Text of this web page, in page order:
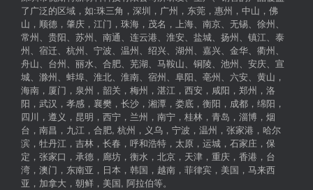
了广泛的区域，如:珠三角，深圳，广州，东莞，惠州，中山，佛
山，顺德，肇庆，江门，珠海，茂名，上海、南京、无锡、徐州、
常州、贵阳、苏州、南通、连云港、淮安、盐城、扬州、镇江、泰
州、宿迁、杭州、宁波、温州、绍兴、湖州、嘉兴、金华、衢州、
舟山、台州、丽水、合肥、芜湖、马鞍山、铜陵、池州、安庆、宣
城、滁州、蚌埠、淮北、淮南、宿州、阜阳、亳州、六安、黄山，
海南，厦门，泉州，韶关，梅州，湛江，西安，咸阳，郑州，洛
阳，武汉，孝感，襄樊，长沙，湘潭，娄底，衡阳，成都，绵阳，
四川，遵义，昆明，西宁，兰州，南宁，桂林，青岛，淄博，烟
台，南昌，九江，合肥, 杭州，义乌，宁波，温州，张家港，哈尔
滨，牡丹江，吉林，长春，呼和浩特，太原，运城，石家庄，保
定，张家口，承德，廊坊，衡水，北京，天津，重庆，香港，台
湾，澳门，东南亚，日本，韩国，越南，菲律宾，美国，马来西
亚，加拿大，朝鲜，美国, 阿拉伯等。